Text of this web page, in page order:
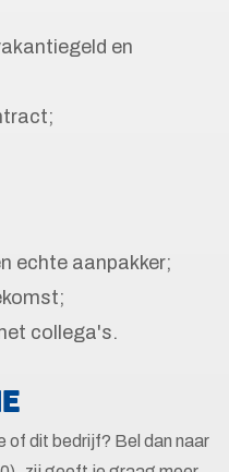
en
echte aanpakker;
collega's.
of dit bedrijf? Bel dan naar